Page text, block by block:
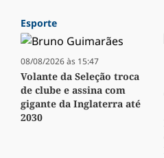
Esporte
08/08/2026 às 15:47
Volante da Seleção troca
de clube e assina com
gigante da Inglaterra até
2030